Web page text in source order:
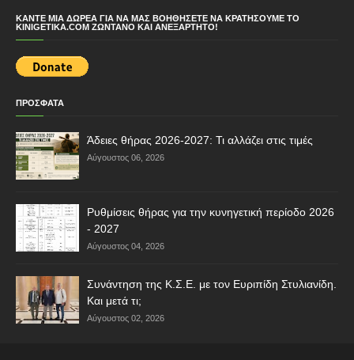
ΚΆΝΤΕ ΜΙΑ ΔΩΡΕΆ ΓΙΑ ΝΑ ΜΑΣ ΒΟΗΘΉΣΕΤΕ ΝΑ ΚΡΑΤΉΣΟΥΜΕ ΤΟ
KINIGETIKA.COM ΖΩΝΤΑΝΌ ΚΑΙ ΑΝΕΞΆΡΤΗΤΟ!
ΠΡΟΣΦΑΤΑ
Άδειες θήρας 2026-2027: Τι αλλάζει στις τιμές
Αύγουστος 06, 2026
Ρυθμίσεις θήρας για την κυνηγετική περίοδο 2026
- 2027
Αύγουστος 04, 2026
Συνάντηση της Κ.Σ.Ε. με τον Ευριπίδη Στυλιανίδη.
Και μετά τι;
Αύγουστος 02, 2026